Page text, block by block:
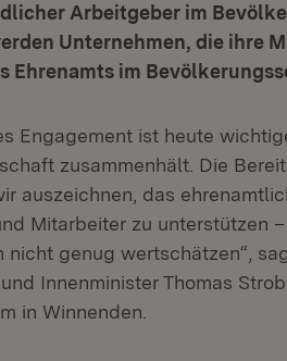
Arbeitgeber im
Unternehmen, die ihre
Ehrenamts im
Engagement ist heute
zusammenhält. Die
auszeichnen, das
Mitarbeiter zu unterstützen
nicht genug wertschätzen“,
Innenminister Thomas
in Winnenden.